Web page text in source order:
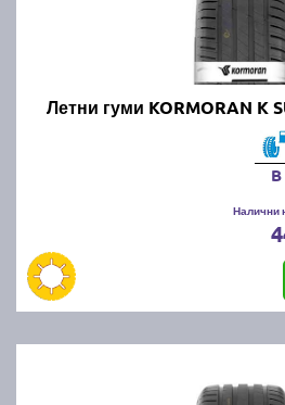
Летни гуми KORMORAN K
B
Налични